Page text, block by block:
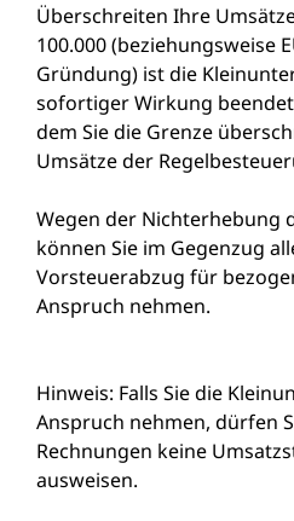
Überschreiten Ihre
100.000 (beziehungsweise
Gründung) ist die
sofortiger Wirkung
dem Sie die Grenze
Umsätze der
Wegen der Nichterhebung
können Sie im Gegenzug
Vorsteuerabzug für
Anspruch nehmen.
Hinweis: Falls Sie die
Anspruch nehmen, dürfen
Rechnungen keine
ausweisen.